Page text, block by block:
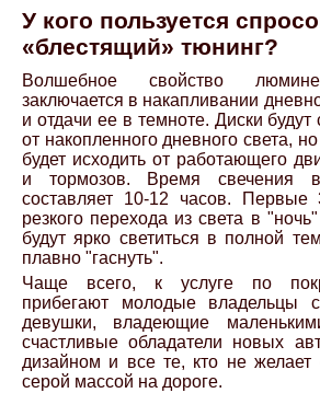
У кого пользуется
«блестящий» тюнинг?
Волшебное свойство
заключается в накапливании
и отдачи ее в темноте. Диски будут
от накопленного дневного света,
будет исходить от работающего
и тормозов. Время свечения
составляет 10-12 часов. Первые
резкого перехода из света в
будут ярко светиться в полной
плавно "гаснуть".
Чаще всего, к услуге по
прибегают молодые владельцы
девушки, владеющие
счастливые обладатели новых
дизайном и все те, кто не желает
серой массой на дороге.